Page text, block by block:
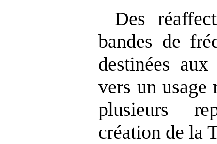
Des
bandes de
destinées
vers un
plusieurs
création de la